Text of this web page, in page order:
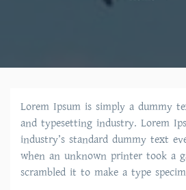
Lorem Ipsum is simply a dummy
and typesetting industry. Lorem
industry’s standard dummy text
when an unknown printer took a
scrambled it to make a type